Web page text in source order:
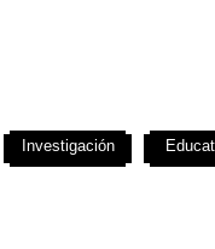
Investigación